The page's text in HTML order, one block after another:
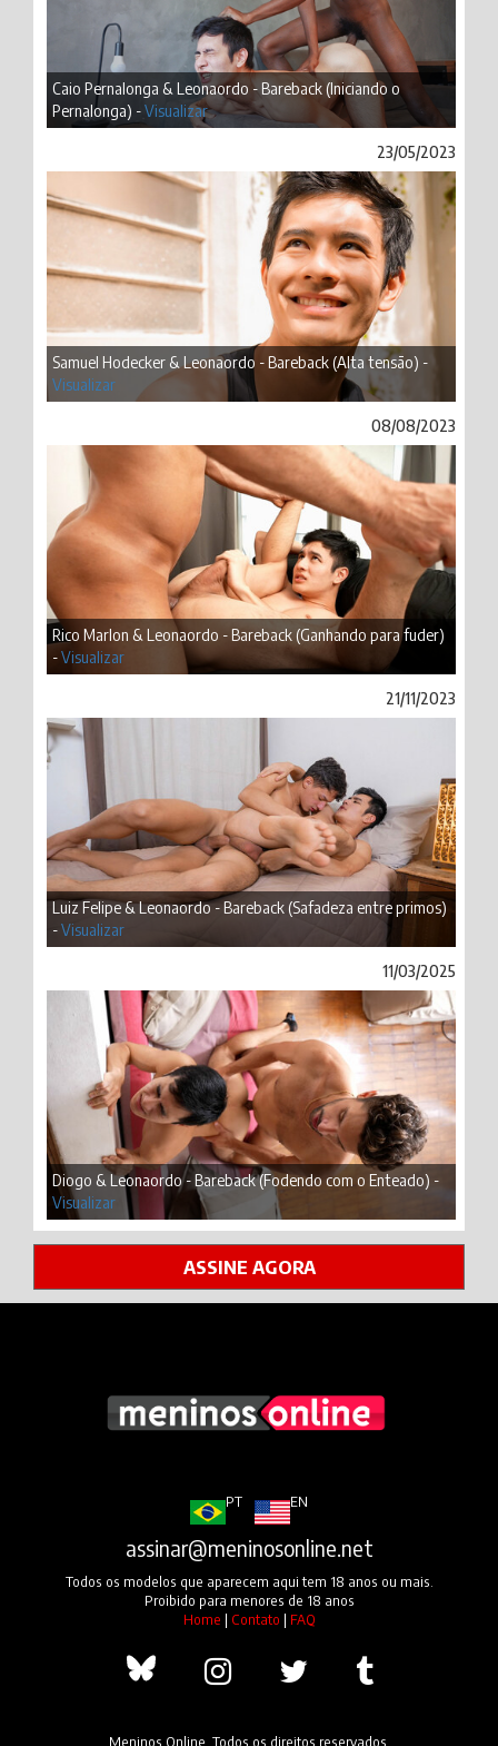
Caio Pernalonga & Leonaordo - Bareback (Iniciando o
Pernalonga) -Visualizar
23/05/2023
Samuel Hodecker & Leonaordo - Bareback (Alta tensão) -
Visualizar
08/08/2023
Rico Marlon & Leonaordo - Bareback (Ganhando para fuder)
-Visualizar
21/11/2023
Luiz Felipe & Leonaordo - Bareback (Safadeza entre primos)
-Visualizar
11/03/2025
Diogo & Leonaordo - Bareback (Fodendo com o Enteado) -
Visualizar
ASSINE AGORA
PT EN
assinar@meninosonline.net
Todos os modelos que aparecem aqui tem 18 anos ou mais.
Proibido para menores de 18 anos
Home | Contato | FAQ
Meninos Online. Todos os direitos reservados.